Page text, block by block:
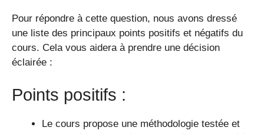
Pour répondre à cette question, nous avons dressé
une liste des principaux points positifs et négatifs du
cours. Cela vous aidera à prendre une décision
éclairée :
Points positifs :
Le cours propose une méthodologie testée et